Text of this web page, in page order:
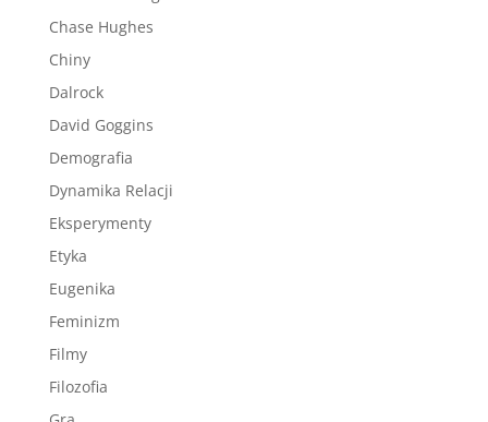
Chase Hughes
Chiny
Dalrock
David Goggins
Demografia
Dynamika Relacji
Eksperymenty
Etyka
Eugenika
Feminizm
Filmy
Filozofia